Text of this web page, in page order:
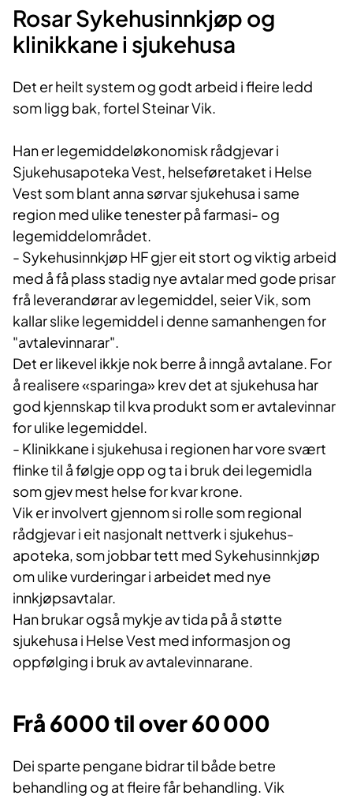
dramatisk auke i talet på pasientar
behandla med dei aktuelle legemidla
frå 2006 til 2023.
RosarSykehusinnkjøp og
klinikkane i sjukehusa
Det er heilt system og godt arbeid i fleire ledd
som ligg bak, fortel Steinar Vik.
Han er legemiddeløkonomisk rådgjevar i
Sjukehusapoteka Vest, helseføretaket i Helse
Vest som blant anna sørvar sjukehusa i same
region med ulike tenester på farmasi- og
legemiddelområdet.
- Sykehusinnkjøp HFgjereit stort og viktig arbeid
med å få plassstadig nye avtalar med gode prisar
frå leverandørar av legemiddel, seier Vik, som
kallar slike legemiddel i denne samanhengen for
"avtalevinnarar".
Det er likevel ikkje nok berre å inngå avtalane. For
å realisere «sparinga» krev det at sjukehusa har
god kjennskap til kva produkt som er avtalevinnar
for ulike legemiddel.
- Klinikkane i sjukehusa i regionen har vore svært
flinke til å følgje opp og ta i bruk dei legemidla
som gjev mest helse for kvar krone.
Vik er involvert gjennom si rolle som regional
rådgjevar i eit nasjonalt nettverk i sjukehus-
apoteka, som jobbar tett med Sykehusinnkjøp
omulikevurderingar i arbeidet med nye
innkjøpsavtalar.
Han brukar også mykje av tida på å støtte
sjukehusa i Helse Vest med informasjon og
oppfølging i bruk av avtalevinnarane.
Frå 6000 til over 60 000
Dei sparte pengane bidrar til både betre
behandling og at fleire får behandling. Vik